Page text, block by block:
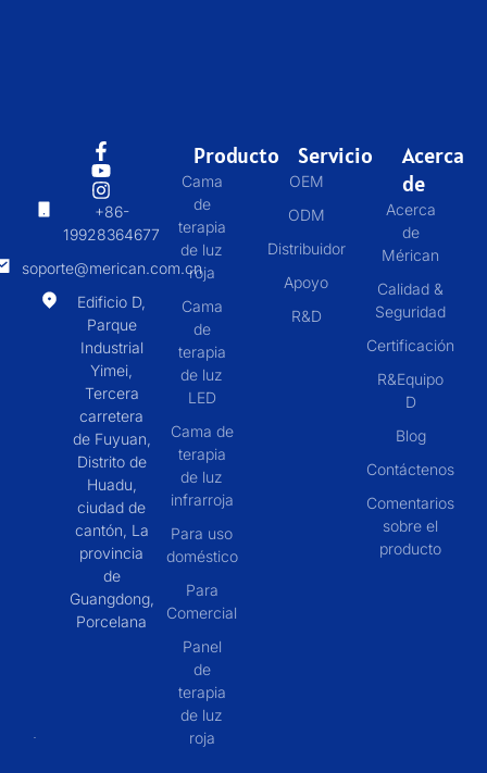
+86-
19928364677
soporte@merican.com.cn
Edificio D,
Parque
Industrial
Yimei,
Tercera
carretera
de Fuyuan,
Distrito de
Huadu,
ciudad de
cantón, La
provincia
de
Guangdong,
Porcelana
Producto
Cama
de
terapia
de luz
roja
Cama
de
terapia
de luz
LED
Cama de
terapia
de luz
infrarroja
Para uso
doméstico
Para
Comercial
Panel
de
terapia
de luz
roja
Servicio
OEM
ODM
Distribuidor
Apoyo
R&D
Acerca
de
Acerca
de
Mérican
Calidad &
Seguridad
Certificación
R&Equipo
D
Blog
Contáctenos
Comentarios
sobre el
producto